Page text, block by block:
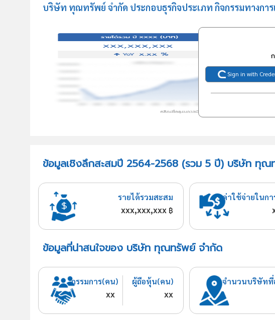
บริษัท ทุณทรัพย์ จำกัด ประกอบธุรกิจประเภท กิจกรรมทางกา
Sign in with
ข้อมูลเชิงลึกสะสมปี 2564-2568 (รวม 5 ปี) บริษัท ทุ
รายได้รวมสะสม
xxx,xxx,xxx ฿
ค่าใช้จ่ายในก
ข้อมูลที่น่าสนใจของ บริษัท ทุณทรัพย์ จำกัด
กรรมการ(คน)
xx
ผู้ถือหุ้น(คน)
xx
จำนวนบริษัทที่